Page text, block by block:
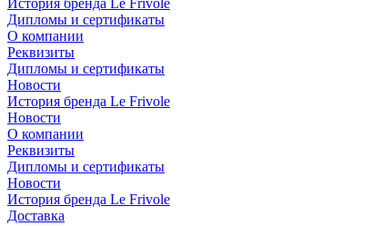
История бренда Le Frivole
Дипломы и сертификаты
О компании
Реквизиты
Дипломы и сертификаты
Новости
История бренда Le Frivole
Новости
О компании
Реквизиты
Дипломы и сертификаты
Новости
История бренда Le Frivole
Доставка